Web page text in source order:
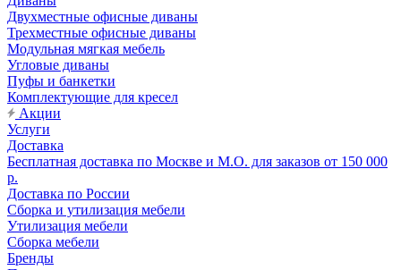
Двухместные офисные диваны
Трехместные офисные диваны
Модульная мягкая мебель
Угловые диваны
Пуфы и банкетки
Комплектующие для кресел
Акции
Услуги
Доставка
Бесплатная доставка по Москве и М.О. для заказов от 150 000
р.
Доставка по России
Сборка и утилизация мебели
Утилизация мебели
Сборка мебели
Бренды